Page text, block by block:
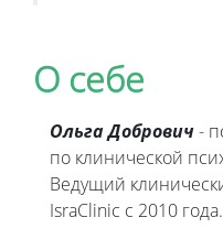
О себе
Ольга Добрович-
по клинической
Ведущий
IsraClinic с 2010 года.